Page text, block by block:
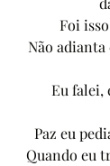
Foi
Não
Eu falei,
Paz eu
Quando eu